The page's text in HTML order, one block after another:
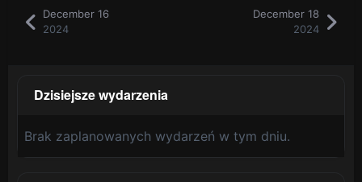
December 16
2024
December 18
2024
Dzisiejsze wydarzenia
Brak zaplanowanych wydarzeń w tym dniu.